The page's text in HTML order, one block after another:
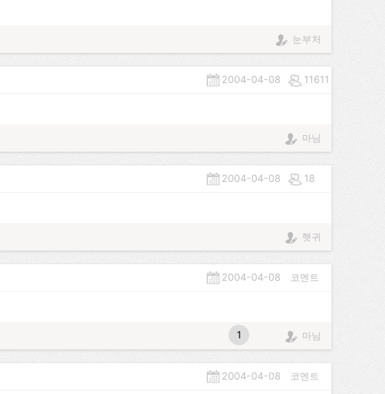
눈부처
11611
2004-04-08
마님
18
2004-04-08
햇귀
코멘트
2004-04-08
마님
1
코멘트
2004-04-08